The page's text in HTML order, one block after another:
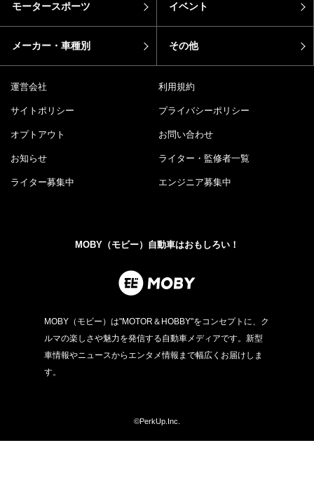
モータースポーツ イベント
メーカー・車種別 その他
運営会社 利用規約
サイトポリシー プライバシーポリシー
オプトアウト お問い合わせ
お知らせ ライター・監修者一覧
ライター募集中 エンジニア募集中
MOBY（モビー）自動車はおもしろい！
MOBY（モビー）は"MOTOR＆HOBBY"をコンセプトに、ク
ルマの楽しさや魅力を発信する自動車メディアです。新型
車情報やニュースからエンタメ情報まで幅広くお届けしま
す。
©PerkUp.Inc.